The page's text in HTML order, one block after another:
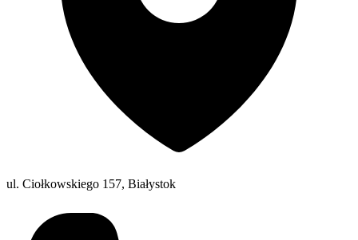
ul. Ciołkowskiego 157, Białystok